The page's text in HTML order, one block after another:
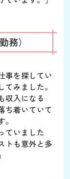
務）
事を探してい
みました。
収入になる
ち着いていて
ていました
トも意外と多